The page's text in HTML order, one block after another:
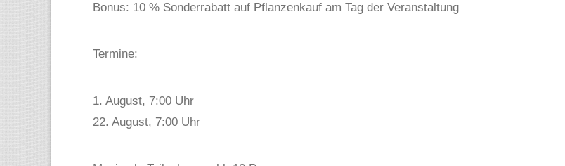
Bonus: 10 % Sonderrabatt auf Pflanzenkauf am Tag der Veranstaltung
Termine:
1. August, 7:00 Uhr
22. August, 7:00 Uhr